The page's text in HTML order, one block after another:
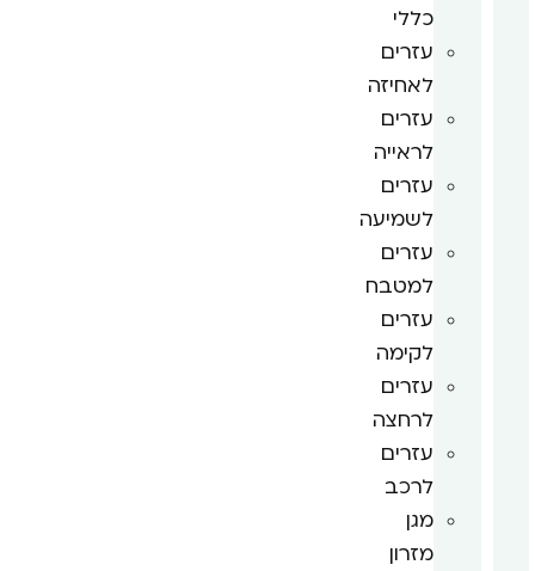
כללי
עזרים
לאחיזה
עזרים
לראייה
עזרים
לשמיעה
עזרים
למטבח
עזרים
לקימה
עזרים
לרחצה
עזרים
לרכב
מגן
מזרון